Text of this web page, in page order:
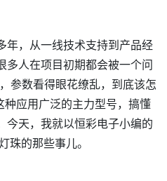
年，从一线技术支持到产品经
多人在项目初期都会被一个问
参数看得眼花缭乱，到底该怎
种应用广泛的主力型号，搞懂
今天，我就以恒彩电子小编的
珠的那些事儿。